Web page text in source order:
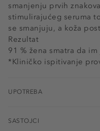
smanjenju prvih
stimulirajućeg seruma
se smanjuju, a koža
Rezultat
91 % žena smatra da
*Kliničko ispitivanje
UPOTREBA
SASTOJCI